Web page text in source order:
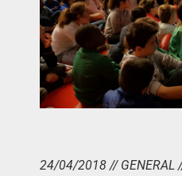
24/04/2018 // GENERAL